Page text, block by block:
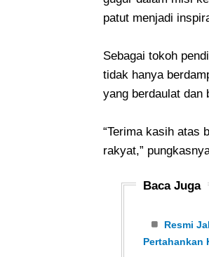
patut menjadi
Sebagai tokoh
tidak hanya
yang berdaulat dan
“Terima kasih atas
rakyat,”
Baca Juga
Resmi
Pertahankan